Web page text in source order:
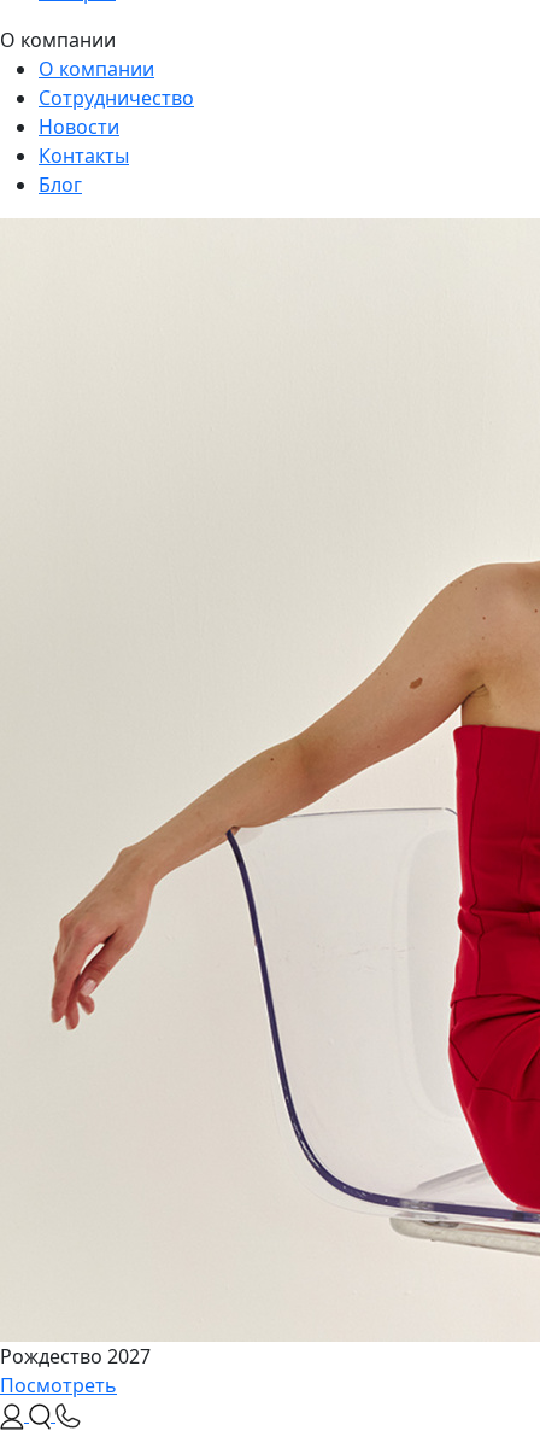
О компании
О компании
Сотрудничество
Новости
Контакты
Блог
Рождество 2027
Посмотреть